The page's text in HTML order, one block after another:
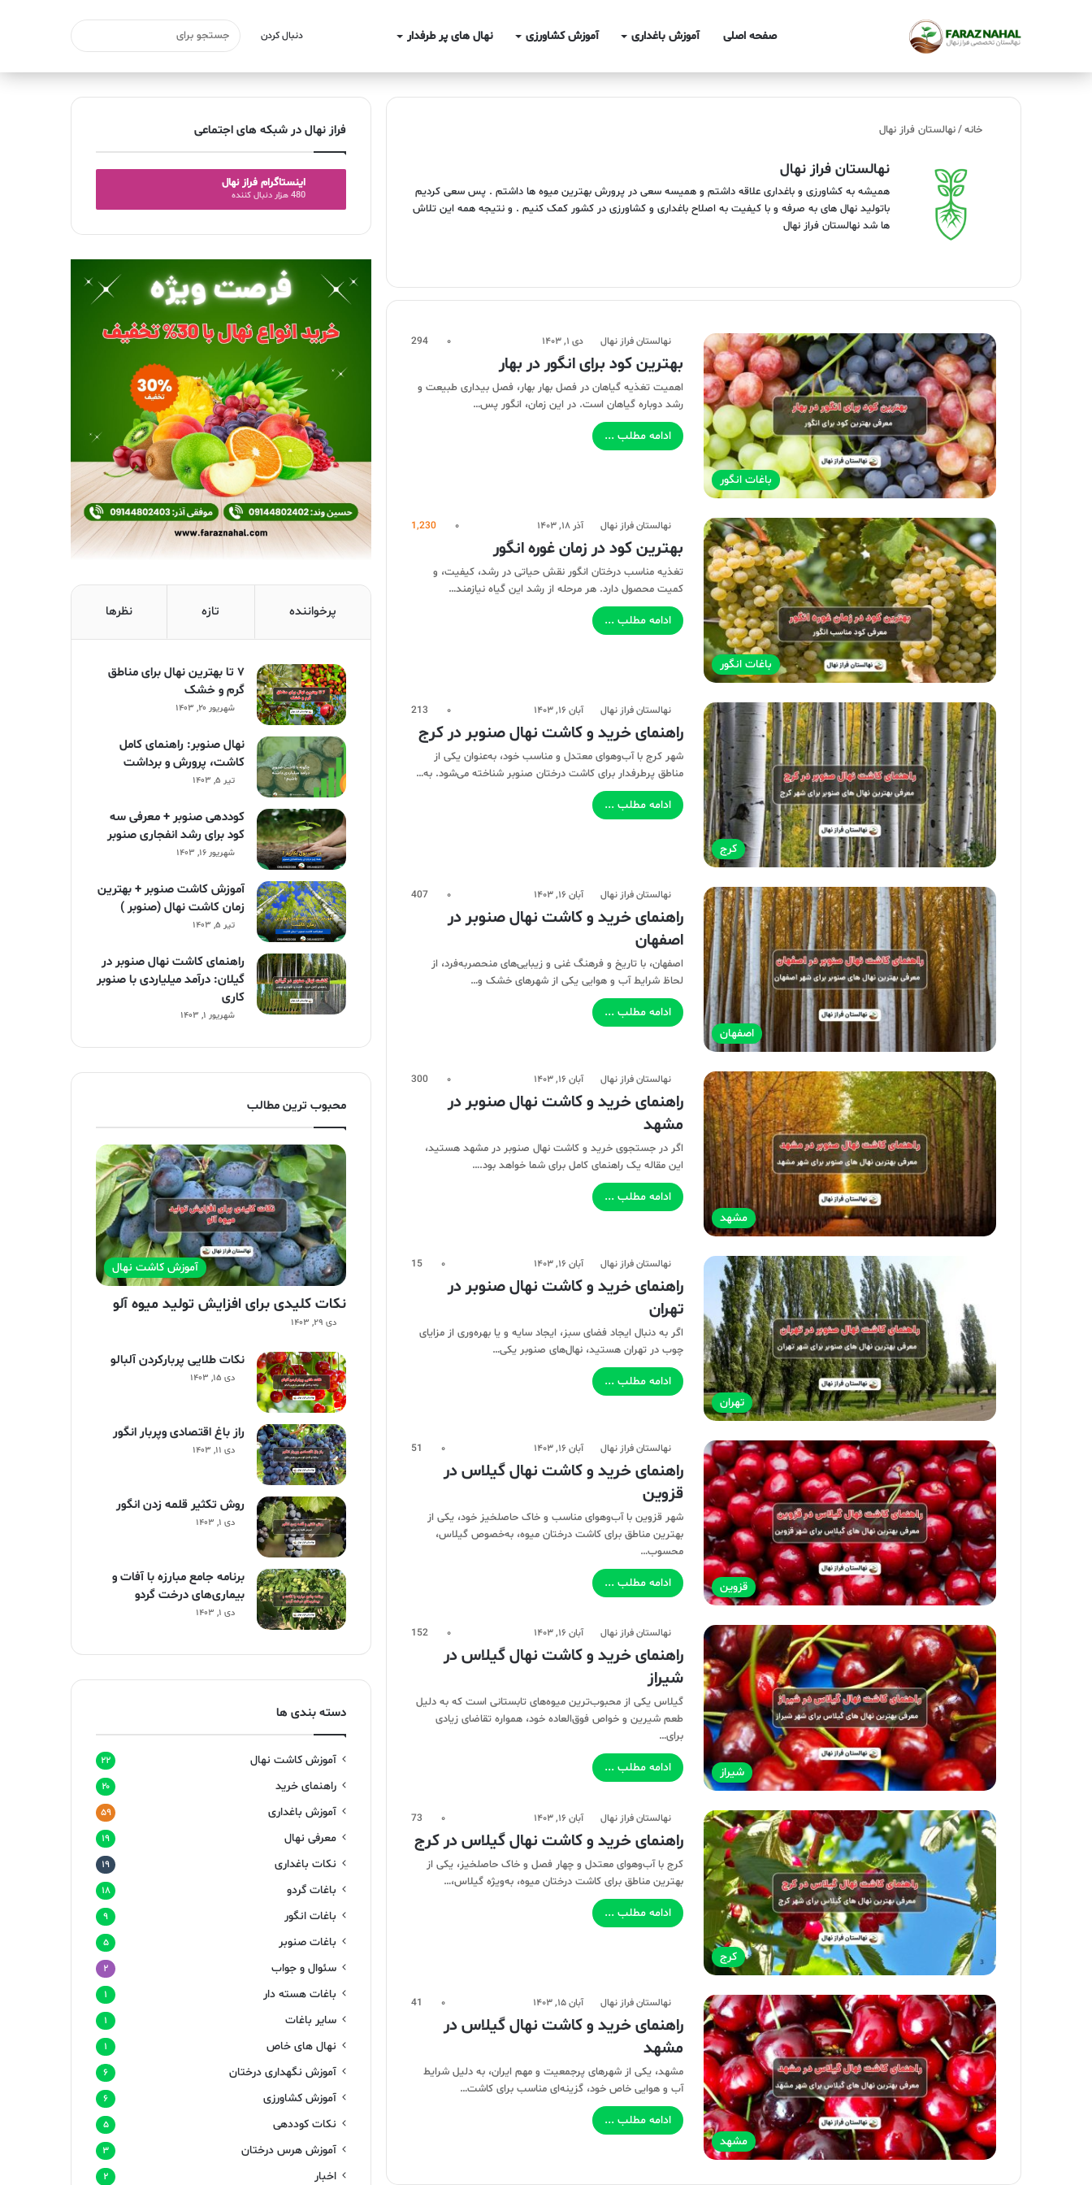
صفحه اصلی آموزش باغداری آموزش کشاورزی نهال های پر طرفدار دنبال کردن
خانه/نهالستان فراز نهال
نهالستان فراز نهال
همیشه به کشاورزی و باغداری علاقه داشتم و همیسه سعی در پرورش بهترین میوه ها داشتم . پس سعی کردیم
باتولید نهال های به صرفه و با کیفیت به اصلاح باغداری و کشاورزی در کشور کمک کنیم . و نتیجه همه این تلاش
ها شد نهالستان فراز نهال
باغات انگور
نهالستان فراز نهال دی ۱, ۱۴۰۳ ۰ 294
بهترین کود برای انگور در بهار
اهمیت تغذیه گیاهان در فصل بهار بهار، فصل بیداری طبیعت و
رشد دوباره گیاهان است. در این زمان، انگور پس…
ادامه مطلب ...
باغات انگور
نهالستان فراز نهال آذر ۱۸, ۱۴۰۳ ۰ 1,230
بهترین کود در زمان غوره انگور
تغذیه مناسب درختان انگور نقش حیاتی در رشد، کیفیت، و
کمیت محصول دارد. هر مرحله از رشد این گیاه نیازمند…
ادامه مطلب ...
کرج
نهالستان فراز نهال آبان ۱۶, ۱۴۰۳ ۰ 213
راهنمای خرید و کاشت نهال صنوبر در کرج
شهر کرج با آب‌وهوای معتدل و مناسب خود، به‌عنوان یکی از
مناطق پرطرفدار برای کاشت درختان صنوبر شناخته می‌شود. به…
ادامه مطلب ...
اصفهان
نهالستان فراز نهال آبان ۱۶, ۱۴۰۳ ۰ 407
راهنمای خرید و کاشت نهال صنوبر در
اصفهان
اصفهان، با تاریخ و فرهنگ غنی و زیبایی‌های منحصربه‌فرد، از
لحاظ شرایط آب و هوایی یکی از شهرهای خشک و…
ادامه مطلب ...
مشهد
نهالستان فراز نهال آبان ۱۶, ۱۴۰۳ ۰ 300
راهنمای خرید و کاشت نهال صنوبر در
مشهد
اگر در جستجوی خرید و کاشت نهال صنوبر در مشهد هستید،
این مقاله یک راهنمای کامل برای شما خواهد بود.…
ادامه مطلب ...
تهران
نهالستان فراز نهال آبان ۱۶, ۱۴۰۳ ۰ 15
راهنمای خرید و کاشت نهال صنوبر در
تهران
اگر به دنبال ایجاد فضای سبز، ایجاد سایه و یا بهره‌وری از مزایای
چوب در تهران هستید، نهال‌های صنوبر یکی…
ادامه مطلب ...
قزوین
نهالستان فراز نهال آبان ۱۶, ۱۴۰۳ ۰ 51
راهنمای خرید و کاشت نهال گیلاس در
قزوین
شهر قزوین با آب‌وهوای مناسب و خاک حاصلخیز خود، یکی از
بهترین مناطق برای کاشت درختان میوه، به‌خصوص گیلاس،
محسوب…
ادامه مطلب ...
شیراز
نهالستان فراز نهال آبان ۱۶, ۱۴۰۳ ۰ 152
راهنمای خرید و کاشت نهال گیلاس در
شیراز
گیلاس یکی از محبوب‌ترین میوه‌های تابستانی است که به دلیل
طعم شیرین و خواص فوق‌العاده خود، همواره تقاضای زیادی
برای…
ادامه مطلب ...
کرج
نهالستان فراز نهال آبان ۱۶, ۱۴۰۳ ۰ 73
راهنمای خرید و کاشت نهال گیلاس در کرج
کرج با آب‌وهوای معتدل و چهار فصل و خاک حاصلخیز، یکی از
بهترین مناطق برای کاشت درختان میوه، به‌ویژه گیلاس،…
ادامه مطلب ...
مشهد
نهالستان فراز نهال آبان ۱۵, ۱۴۰۳ ۰ 41
راهنمای خرید و کاشت نهال گیلاس در
مشهد
مشهد، یکی از شهرهای پرجمعیت و مهم ایران، به دلیل شرایط
آب و هوایی خاص خود، گزینه‌ای مناسب برای کاشت…
ادامه مطلب ...
فراز نهال در شبکه های اجتماعی
اینستاگرام فراز نهال
480 هزار دنبال کننده
پرخواننده تازه نظرها
۷ تا بهترین نهال برای مناطق
گرم و خشک
شهریور ۲۰, ۱۴۰۳
نهال صنوبر: راهنمای کامل
کاشت، پرورش و برداشت
تیر ۵, ۱۴۰۳
کوددهی صنوبر + معرفی سه
کود برای رشد انفجاری صنوبر
شهریور ۱۶, ۱۴۰۳
آموزش کاشت صنوبر + بهترین
زمان کاشت نهال (صنوبر )
تیر ۵, ۱۴۰۳
راهنمای کاشت نهال صنوبر در
گیلان: درآمد میلیاردی با صنوبر
کاری
شهریور ۱, ۱۴۰۳
محبوب ترین مطالب
آموزش کاشت نهال
نکات کلیدی برای افزایش تولید میوه آلو
دی ۲۹, ۱۴۰۳
نکات طلایی پربارکردن آلبالو
دی ۱۵, ۱۴۰۳
راز باغ اقتصادی وپربار انگور
دی ۱۱, ۱۴۰۳
روش تکثیر قلمه زدن انگور
دی ۱, ۱۴۰۳
برنامه جامع مبارزه با آفات و
بیماری‌های درخت گردو
دی ۱, ۱۴۰۳
دسته بندی ها
آموزش کاشت نهال ۲۲
راهنمای خرید ۲۰
آموزش باغداری ۵۹
معرفی نهال ۱۹
نکات باغداری ۱۹
باغات گردو ۱۸
باغات انگور ۹
باغات صنوبر ۵
سئوال و جواب ۲
باغات هسته دار ۱
سایر باغات ۱
نهال های خاص ۱
آموزش نگهداری درختان ۶
آموزش کشاورزی ۶
نکات کوددهی ۵
آموزش هرس درختان ۳
اخبار ۲